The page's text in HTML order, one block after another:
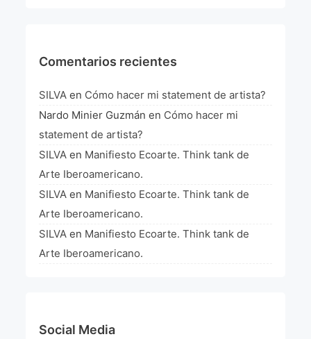
Association Paris
Fundación Colombia
Blog
Comentarios recientes
SILVA en Cómo hacer mi statement de artista?
Nardo Minier Guzmán en Cómo hacer mi
statement de artista?
SILVA en Manifiesto Ecoarte. Think tank de
Arte Iberoamericano.
SILVA en Manifiesto Ecoarte. Think tank de
Arte Iberoamericano.
SILVA en Manifiesto Ecoarte. Think tank de
Arte Iberoamericano.
Social Media